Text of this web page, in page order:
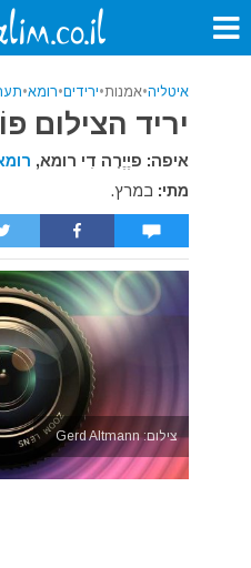
איטליה•אמנות•ירידים•רומא•
יריד הצילום
איפה: פיֶיֶרָה דִי רומא,
מתי: במרץ.
צילום: Gerd Altmann